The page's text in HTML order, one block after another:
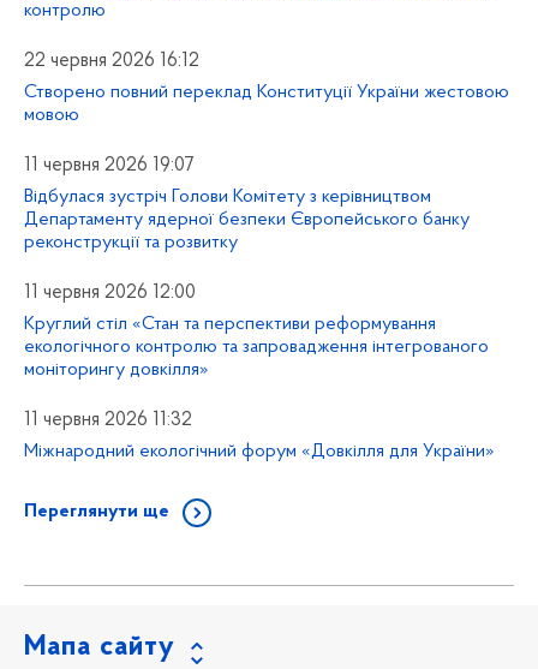
контролю
22 червня 2026 16:12
Створено повний переклад Конституції України жестовою
мовою
11 червня 2026 19:07
Відбулася зустріч Голови Комітету з керівництвом
Департаменту ядерної безпеки Європейського банку
реконструкції та розвитку
11 червня 2026 12:00
Круглий стіл «Стан та перспективи реформування
екологічного контролю та запровадження інтегрованого
моніторингу довкілля»
11 червня 2026 11:32
Міжнародний екологічний форум «Довкілля для України»
Переглянути ще
Мапа сайту